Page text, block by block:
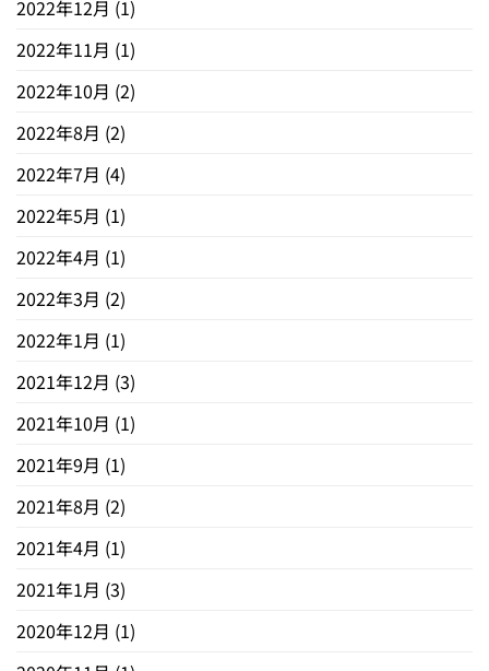
2022年12月 (1)
2022年11月 (1)
2022年10月 (2)
2022年8月 (2)
2022年7月 (4)
2022年5月 (1)
2022年4月 (1)
2022年3月 (2)
2022年1月 (1)
2021年12月 (3)
2021年10月 (1)
2021年9月 (1)
2021年8月 (2)
2021年4月 (1)
2021年1月 (3)
2020年12月 (1)